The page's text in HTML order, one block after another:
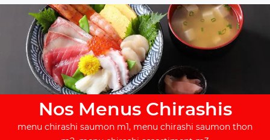
Nos Menus Chirashis
menu chirashi saumon m1, menu chirashi saumon thon